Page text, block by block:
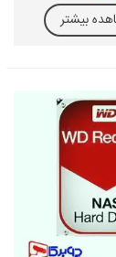
بیشتر